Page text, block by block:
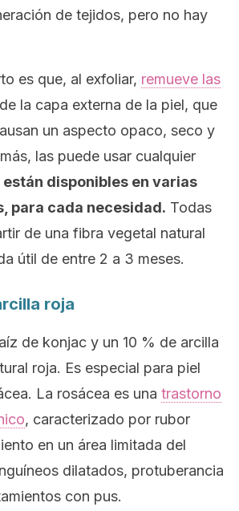
de tejidos, pero no hay
es que, al exfoliar, remueve las
de la capa externa de la piel, que
un aspecto opaco, seco y
las puede usar cualquier
están disponibles en varias
para cada necesidad. Todas
de una fibra vegetal natural
útil de entre 2 a 3 meses.
roja
de konjac y un 10 % de arcilla
roja. Es especial para piel
La rosácea es una trastorno
, caracterizado por rubor
en un área limitada del
dilatados, protuberancia
con pus.